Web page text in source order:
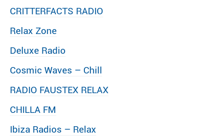
CRITTERFACTS RADIO
Relax Zone
Deluxe Radio
Cosmic Waves – Chill
RADIO FAUSTEX RELAX
CHILLA FM
Ibiza Radios – Relax